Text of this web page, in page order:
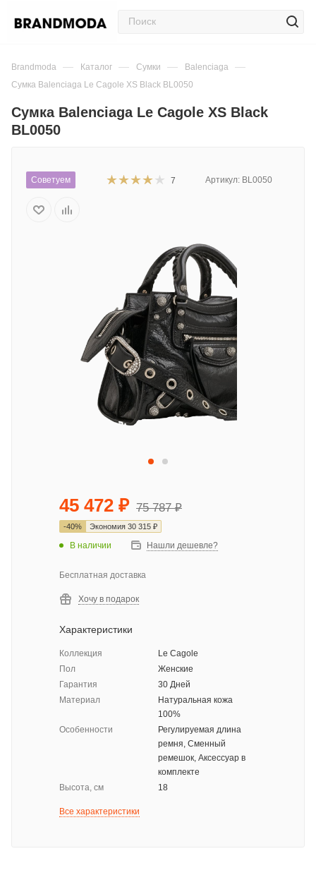
Brandmoda — Каталог — Сумки — Balenciaga —
Сумка Balenciaga Le Cagole XS Black BL0050
Сумка Balenciaga Le Cagole XS Black
BL0050
Советуем 7 Артикул: BL0050
45 472 ₽ 75 787₽
-40% Экономия 30 315 ₽
В наличии Нашли дешевле?
Бесплатная доставка
Хочу в подарок
Характеристики
Коллекция
Le Cagole
Пол
Женские
Гарантия
30 Дней
Материал
Натуральная кожа
100%
Особенности
Регулируемая длина
ремня, Сменный
ремешок, Аксессуар в
комплекте
Высота, см
18
Все характеристики